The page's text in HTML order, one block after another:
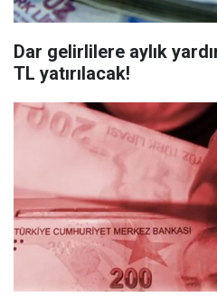
Dar gelirlilere aylık
TL yatırılacak!